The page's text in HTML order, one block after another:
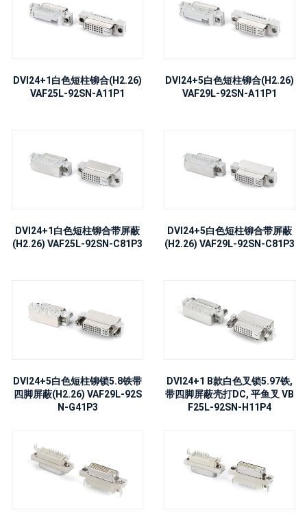
DVI24+1白色短柱铆合(H2.26)
VAF25L-92SN-A11P1
DVI24+5白色短柱铆合(H2.26)
VAF29L-92SN-A11P1
DVI24+1白色短柱铆合带屏蔽
(H2.26) VAF25L-92SN-C81P3
DVI24+5白色短柱铆合带屏蔽
(H2.26) VAF29L-92SN-C81P3
DVI24+5白色短柱铆锁5.8铁带
四脚屏蔽(H2.26) VAF29L-92S
N-G41P3
DVI24+1 B款白色叉锁5.97铁,
带四脚屏蔽壳打DC, 平鱼叉 VB
F25L-92SN-H11P4